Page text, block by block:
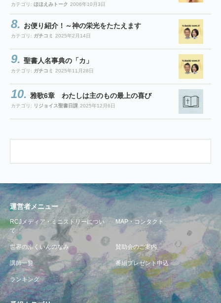
カテゴリ: ほほえみトーク 2006年10月3日
お便り紹介！～神の栄光をたたえます
カテゴリ: ガチコミ 2025年2月14日
聖書人名事典の「カ」
カテゴリ: ガチコミ 2025年11月28日
雅歌6章 わたしは主のもの最上の喜び
カテゴリ: リジョイス聖書日課 2025年12月6日
運営者メニュー
RCJメディア・ミニストリーについ
て
MAP・コンタクト
世界のふくいんのなみ 賛助会のご案内
講師一覧 番組プレゼント申込
ランキング